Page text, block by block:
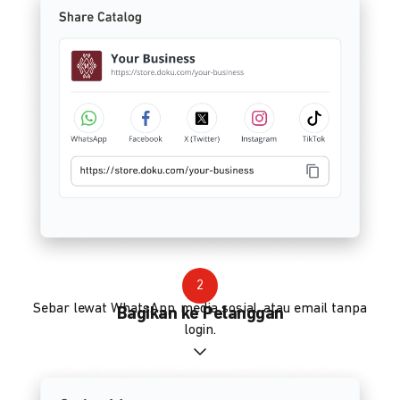
2
Bagikan ke Pelanggan
Sebar lewat WhatsApp, media sosial, atau email tanpa
login.